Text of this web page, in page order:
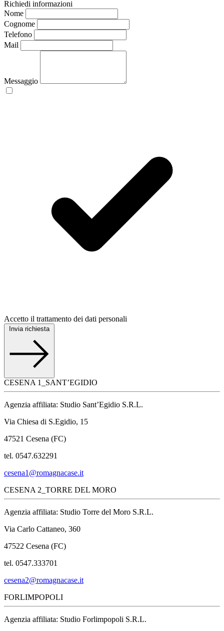
Richiedi informazioni
Nome
Cognome
Telefono
Mail
Messaggio
Accetto il trattamento dei dati personali
Invia richiesta
CESENA 1_SANT’EGIDIO
Agenzia affiliata: Studio Sant’Egidio S.R.L.
Via Chiesa di S.Egidio, 15
47521 Cesena (FC)
tel. 0547.632291
cesena1@romagnacase.it
CESENA 2_TORRE DEL MORO
Agenzia affiliata: Studio Torre del Moro S.R.L.
Via Carlo Cattaneo, 360
47522 Cesena (FC)
tel. 0547.333701
cesena2@romagnacase.it
FORLIMPOPOLI
Agenzia affiliata: Studio Forlimpopoli S.R.L.